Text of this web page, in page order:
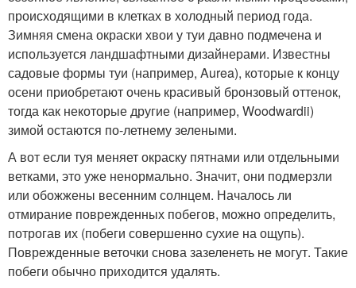
происходящими в клетках в холодный период года.
Зимняя смена окраски хвои у туи давно подмечена и
используется ландшафтными дизайнерами. Известны
садовые формы туи (например, Aurea), которые к концу
осени приобретают очень красивый бронзовый оттенок,
тогда как некоторые другие (например, Woodwardii)
зимой остаются по-летнему зелеными.
А вот если туя меняет окраску пятнами или отдельными
ветками, это уже ненормально. Значит, они подмерзли
или обожжены весенним солнцем. Началось ли
отмирание поврежденных побегов, можно определить,
потрогав их (побеги совершенно сухие на ощупь).
Поврежденные веточки снова зазеленеть не могут. Такие
побеги обычно приходится удалять.